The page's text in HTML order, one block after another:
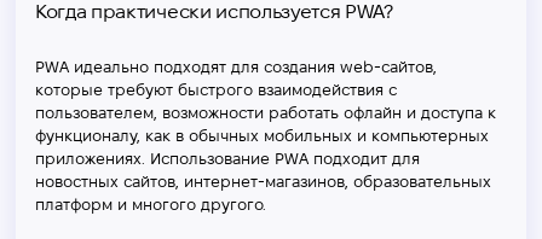
Когда практически используется PWA?
PWA идеально подходят для создания web-сайтов,
которые требуют быстрого взаимодействия с
пользователем, возможности работать офлайн и доступа к
функционалу, как в обычных мобильных и компьютерных
приложениях. Использование PWA подходит для
новостных сайтов, интернет-магазинов, образовательных
платформ и многого другого.